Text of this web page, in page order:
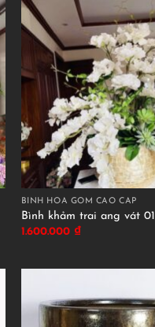
BÌNH HOA GỐM CAO CẤP
Bình khảm trai ang vát 01
1.600.000 ₫